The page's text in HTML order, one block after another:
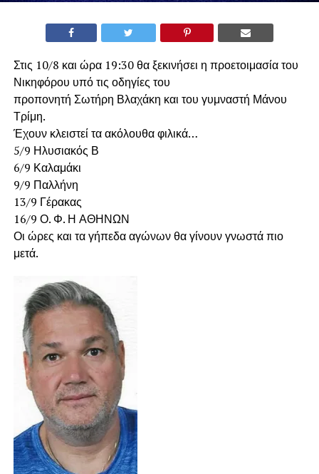
Στις 10/8 και ώρα 19:30 θα ξεκινήσει η προετοιμασία του
Νικηφόρου υπό τις οδηγίες του
προπονητή Σωτήρη Βλαχάκη και του γυμναστή Μάνου
Τρίμη.
Έχουν κλειστεί τα ακόλουθα φιλικά…
5/9 Ηλυσιακός Β
6/9 Καλαμάκι
9/9 Παλλήνη
13/9 Γέρακας
16/9 Ο. Φ. Η ΑΘΗΝΩΝ
Οι ώρες και τα γήπεδα αγώνων θα γίνουν γνωστά πιο
μετά.